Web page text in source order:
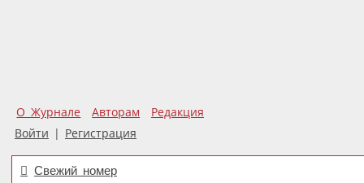
О Журнале Авторам
Редакция
Войти | Регистрация
Свежий номер